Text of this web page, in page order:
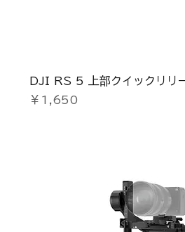
DJI RS 5 上部クイックリリ
価格
￥1,650